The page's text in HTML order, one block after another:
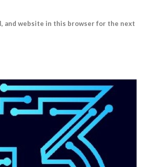
and website in this browser for the next